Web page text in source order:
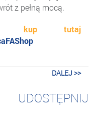
z pełną mocą.
kup tutaj
DALEJ >>
UDOSTĘPNIJ